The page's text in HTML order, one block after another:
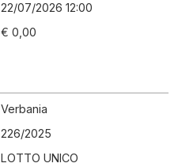
22/07/2026 12:00
€ 0,00
Verbania
226/2025
LOTTO UNICO